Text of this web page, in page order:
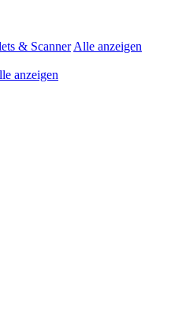
& Scanner Alle anzeigen
anzeigen